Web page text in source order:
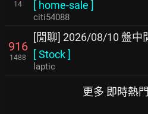
14
[ home-sale ]
citi54088
916
1488
[閒聊] 2026/08/10 盤中
[Stock]
laptic
更多 即時熱